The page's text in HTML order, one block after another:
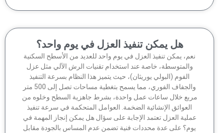
هل يمكن تنفيذ العزل في يوم واحد؟
يمكن تنفيذ العزل في يوم واحد للعديد من الأسطح السكنية
والمتوسطة، خاصة عند استخدام تقنيات الرش الآلي مثل عزل
الفوم (البولي يوريثان)، حيث يتميز هذا النظام بسرعة التنفيذ
والجفاف الفوري، مما يسمح بتغطية مساحات تصل إلى 500 متر
خلال ساعات عمل واحدة، بشرط جاهزية السطح وخلوه من
العوائق الإنشائية الضخمة. العوامل المتحكمة في سرعة تنفيذ
العزل تعتمد الإجابة على سؤال هل يمكن إنجاز المهمة في
على عدة محددات فنية تضمن عدم المساس بالجودة مقابل